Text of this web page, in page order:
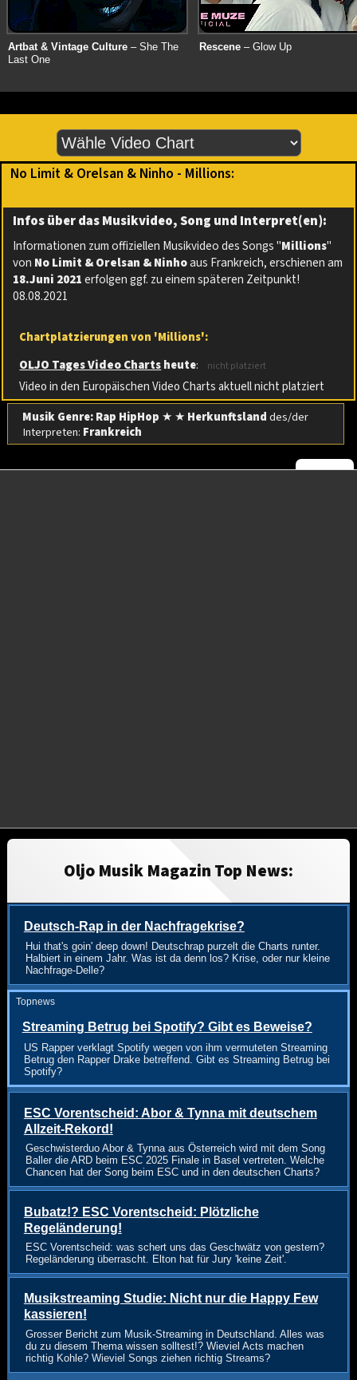
Artbat & Vintage Culture – She The
Last One
Rescene – Glow Up
No Limit & Orelsan & Ninho - Millions:
Infos über das Musikvideo, Song und Interpret(en):
Informationen zum offiziellen Musikvideo des Songs "Millions"
von No Limit & Orelsan & Ninhoaus Frankreich, erschienen am
18.Juni 2021erfolgen ggf. zu einem späteren Zeitpunkt!
08.08.2021
Chartplatzierungen von 'Millions':
OLJO Tages Video Chartsheute: nicht platziert
Video in den Europäischen Video Charts aktuell nicht platziert
Musik Genre: Rap HipHop ★ ★ Herkunftslanddes/der
Interpreten: Frankreich
Oljo Musik Magazin Top News:
Deutsch-Rap in der Nachfragekrise?
Hui that's goin' deep down! Deutschrap purzelt die Charts runter.
Halbiert in einem Jahr. Was ist da denn los? Krise, oder nur kleine
Nachfrage-Delle?
Topnews
Streaming Betrug bei Spotify? Gibt es Beweise?
US Rapper verklagt Spotify wegen von ihm vermuteten Streaming
Betrug den Rapper Drake betreffend. Gibt es Streaming Betrug bei
Spotify?
ESC Vorentscheid: Abor & Tynna mit deutschem
Allzeit-Rekord!
Geschwisterduo Abor & Tynna aus Österreich wird mit dem Song
Baller die ARD beim ESC 2025 Finale in Basel vertreten. Welche
Chancen hat der Song beim ESC und in den deutschen Charts?
Bubatz!? ESC Vorentscheid: Plötzliche
Regeländerung!
ESC Vorentscheid: was schert uns das Geschwätz von gestern?
Regeländerung überrascht. Elton hat für Jury 'keine Zeit'.
Musikstreaming Studie: Nicht nur die Happy Few
kassieren!
Grosser Bericht zum Musik-Streaming in Deutschland. Alles was
du zu diesem Thema wissen solltest!? Wieviel Acts machen
richtig Kohle? Wieviel Songs ziehen richtig Streams?